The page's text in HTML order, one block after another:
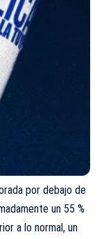
por debajo de
un 55 %
a lo normal, un